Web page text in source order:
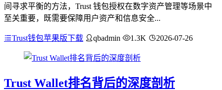
间寻求平衡的方法，Trust 钱包授权在数字资产管理等场景中
至关重要，既需要保障用户资产和信息安全...
Trust钱包苹果版下载 qbadmin 1.3K 2026-07-26
Trust Wallet排名背后的深度剖析